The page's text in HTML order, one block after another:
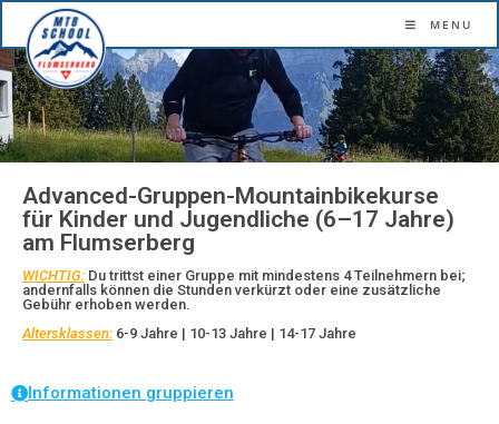
MENU
Advanced-Gruppen-Mountainbikekurse
für Kinder und Jugendliche (6–17 Jahre)
am Flumserberg
WICHTIG: Du trittst einer Gruppe mit mindestens 4 Teilnehmern bei;
andernfalls können die Stunden verkürzt oder eine zusätzliche
Gebühr erhoben werden.
Altersklassen: 6-9 Jahre | 10-13 Jahre | 14-17 Jahre
Informationen gruppieren